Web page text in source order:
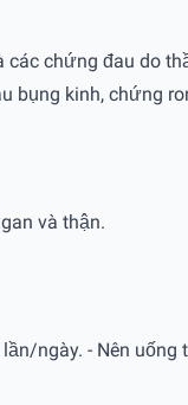
chứng đau do
bụng kinh, chứng
và thận.
ngày. - Nên